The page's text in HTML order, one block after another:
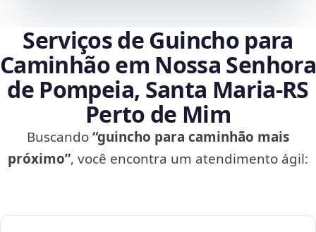
Serviços de Guincho para
Caminhão em Nossa Senhora
de Pompeia, Santa Maria‑RS
Perto de Mim
Buscando“guincho para caminhão mais
próximo”, você encontra um atendimento ágil: